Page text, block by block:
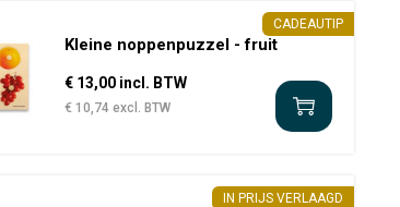
CADEAUTIP
Kleine noppenpuzzel - fruit
€ 13,00 incl. BTW
€ 10,74 excl. BTW
IN PRIJS VERLAAGD